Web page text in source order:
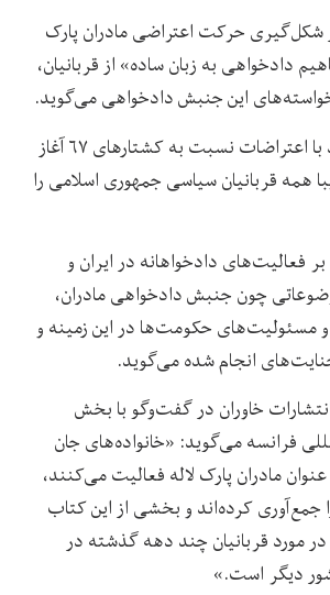
پس از شکل‌گیری حرکت اعتراضی مادران پارک
دادخواهی به زبان ساده» از قربانیان،
این جنبش دادخواهی می‌گوید.
جنبشی که هرچند با اعتراضات نسبت به کشتارهای ۶۷ آغاز
همه قربانیان سیاسی جمهوری اسلامی را
فعالیت‌های دادخواهانه در ایران و
چون جنبش دادخواهی مادران،
مسئولیت‌های حکومت‌ها در این زمینه و
انجام شده می‌گوید.
خاوران در گفت‌وگو با بخش
فرانسه می‌گوید: «خانواده‌های جان
مادران پارک لاله فعالیت می‌کنند،
جمع‌آوری کرده‌اند و بخشی از این کتاب
مورد قربانیان چند دهه گذشته در
دیگر است.»